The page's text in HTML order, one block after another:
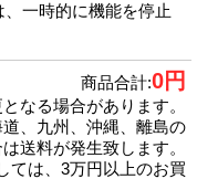
一時的に機能を停止
商品合計:0円
なる場合があります。
、九州、沖縄、離島の
送料が発生致します。
ては、3万円以上のお買